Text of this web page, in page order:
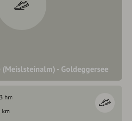
- Goldeggersee
hm
km